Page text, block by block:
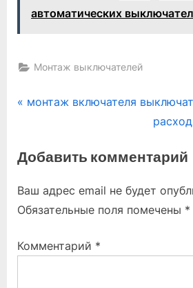
автоматических
Монтаж выключателей
Навигация
записям
P
v
o
u
P
монтаж включателя
N
x
P
o
t
Добавить комментарий
Ваш адрес email не будет
Обязательные поля помечены *
Комментарий *